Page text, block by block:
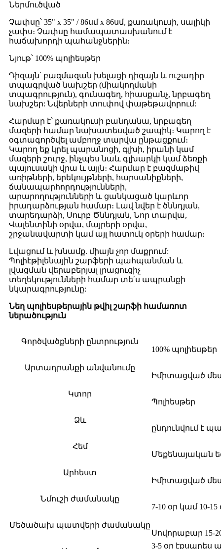
Ներմուծված
Չափսը՝ 35" x 35" / 86սմ x 86սմ, քառակուսի, սալիկի
չափս։ Չափսը համապատասխանում է
հաճախորդի պահանջներին։
Նյութ՝ 100% պոլիեսթեր
Դիզայն՝ բազմազան խելացի դիզայն և ուշադիր
տպագրված նախշեր (միակողմանի
տպագրություն), գունագեղ, հիասքանչ, նրբագեղ
նախշեր: Նվերների տուփով փաթեթավորում:
Հարմար է՝ քառակուսի բանդանա, նրբագեղ
մազերի համար նախատեսված շապիկ։ Կարող է
օգտագործվել ամբողջ տարվա ընթացքում։
Կարող եք կրել պարանոցի, գլխի, իրանի կամ
մազերի շուրջ, ինչպես նաև գլխարկի կամ ձեռքի
պայուսակի վրա և այլն։ Հարմար է բազմաթիվ
առիթների, երեկույթների, հարսանիքների,
ճանապարհորդությունների,
արարողությունների և ցանկացած կարևոր
իրադարձության համար։ Լավ նվեր է ծննդյան,
տարեդարձի, Սուրբ Ծննդյան, Նոր տարվա,
Վալենտինի օրվա, մայրերի օրվա,
շրջանավարտի կամ այլ հատուկ օրերի համար։
Լվացում և խնամք. միայն չոր մաքրում:
Պոլիէթիլենային շարֆերի պահպանման և
լվացման վերաբերյալ լրացուցիչ
տեղեկությունների համար տե՛ս ապրանքի
նկարագրությունը:
Նեղ պոլիեսթերային թվիլ շարֆի համառոտ
ներածություն
Գործվածքների ընտրություն
100% պոլիեսթեր
Արտադրանքի անվանումը
Իմիտացված
Կտոր
Պոլիեսթեր
Ձև
ընդունվում է
Հեմ
Մեքենայական
Արհեստ
Իմիտացված
Նմուշի ժամանակը
7-10 օր կամ 10-
Մեծածախ պատվերի ժամանակը
Սովորաբար 15-
3-5 օր էքսպրես